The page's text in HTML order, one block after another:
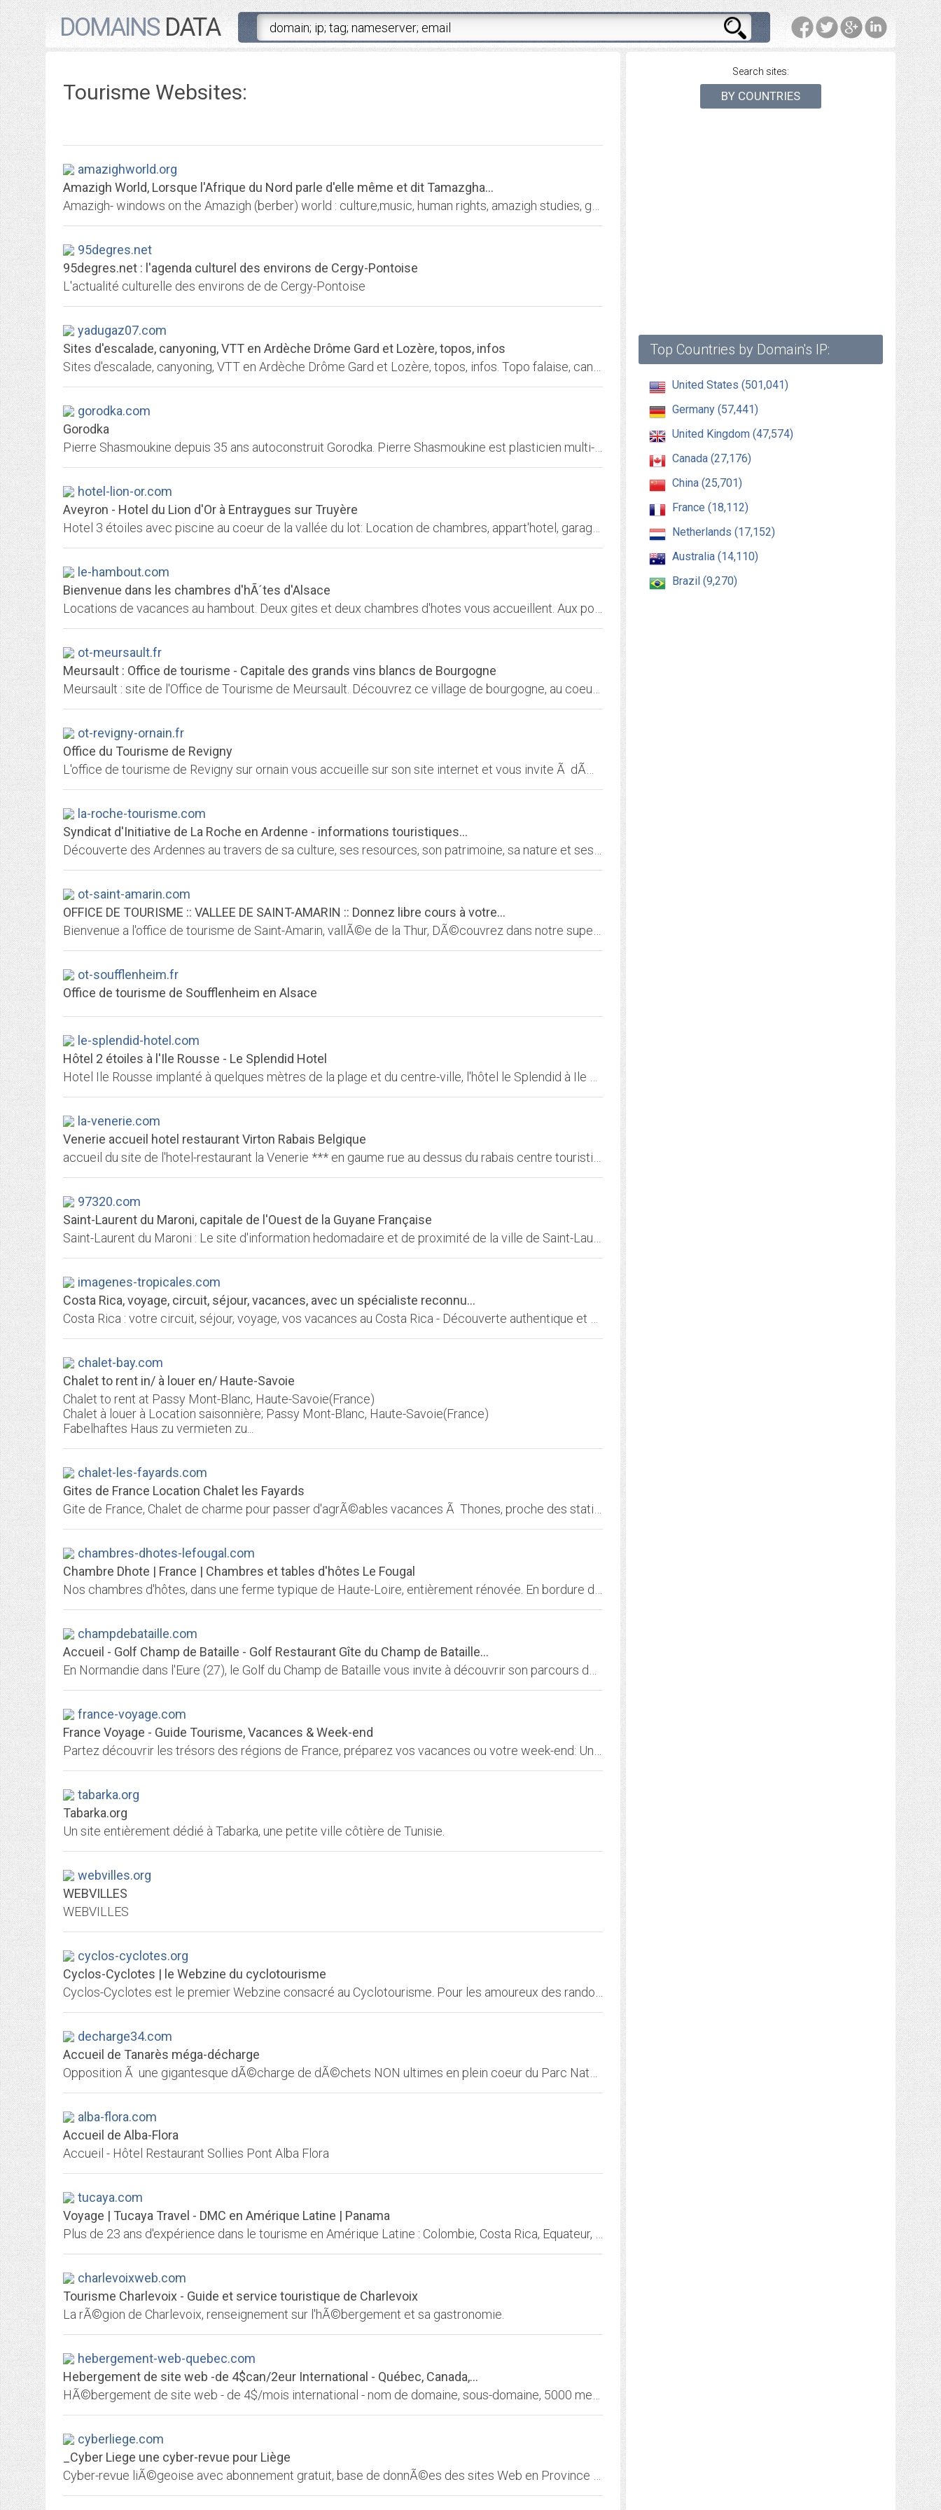
DOMAINSDATA
Search sites:
BY COUNTRIES
Top Countries by Domain's IP:
United States (501,041)
Germany (57,441)
United Kingdom (47,574)
Canada (27,176)
China (25,701)
France (18,112)
Netherlands (17,152)
Australia (14,110)
Brazil (9,270)
Tourisme Websites:
amazighworld.org
Amazigh World, Lorsque l'Afrique du Nord parle d'elle même et dit Tamazgha...
95degres.net
95degres.net : l'agenda culturel des environs de Cergy-Pontoise
L'actualité culturelle des environs de de Cergy-Pontoise
yadugaz07.com
Sites d'escalade, canyoning, VTT en Ardèche Drôme Gard et Lozère, topos, infos
gorodka.com
Gorodka
hotel-lion-or.com
Aveyron - Hotel du Lion d'Or à Entraygues sur Truyère
le-hambout.com
Bienvenue dans les chambres d'hÃ´tes d'Alsace
ot-meursault.fr
Meursault : Office de tourisme - Capitale des grands vins blancs de Bourgogne
ot-revigny-ornain.fr
Office du Tourisme de Revigny
la-roche-tourisme.com
Syndicat d'Initiative de La Roche en Ardenne - informations touristiques...
ot-saint-amarin.com
OFFICE DE TOURISME :: VALLEE DE SAINT-AMARIN :: Donnez libre cours à votre...
ot-soufflenheim.fr
Office de tourisme de Soufflenheim en Alsace
le-splendid-hotel.com
Hôtel 2 étoiles à l'Ile Rousse - Le Splendid Hotel
la-venerie.com
Venerie accueil hotel restaurant Virton Rabais Belgique
97320.com
Saint-Laurent du Maroni, capitale de l'Ouest de la Guyane Française
imagenes-tropicales.com
Costa Rica, voyage, circuit, séjour, vacances, avec un spécialiste reconnu...
chalet-bay.com
Chalet to rent in/ à louer en/ Haute-Savoie
Chalet to rent at Passy Mont-Blanc, Haute-Savoie(France)
Chalet à louer à Location saisonnière; Passy Mont-Blanc, Haute-Savoie(France)
Fabelhaftes Haus zu vermieten zu...
chalet-les-fayards.com
Gites de France Location Chalet les Fayards
chambres-dhotes-lefougal.com
Chambre Dhote | France | Chambres et tables d'hôtes Le Fougal
champdebataille.com
Accueil - Golf Champ de Bataille - Golf Restaurant Gîte du Champ de Bataille...
france-voyage.com
France Voyage - Guide Tourisme, Vacances & Week-end
tabarka.org
Tabarka.org
Un site entièrement dédié à Tabarka, une petite ville côtière de Tunisie.
webvilles.org
WEBVILLES
WEBVILLES
cyclos-cyclotes.org
Cyclos-Cyclotes | le Webzine du cyclotourisme
decharge34.com
Accueil de Tanarès méga-décharge
alba-flora.com
Accueil de Alba-Flora
Accueil - Hôtel Restaurant Sollies Pont Alba Flora
tucaya.com
Voyage | Tucaya Travel - DMC en Amérique Latine | Panama
charlevoixweb.com
Tourisme Charlevoix - Guide et service touristique de Charlevoix
La rÃ©gion de Charlevoix, renseignement sur l'hÃ©bergement et sa gastronomie.
hebergement-web-quebec.com
Hebergement de site web -de 4$can/2eur International - Québec, Canada,...
cyberliege.com
_Cyber Liege une cyber-revue pour Liège